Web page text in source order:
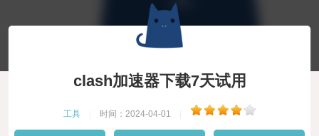
clash加速器下载7天试用
工具 时间：2024-04-01